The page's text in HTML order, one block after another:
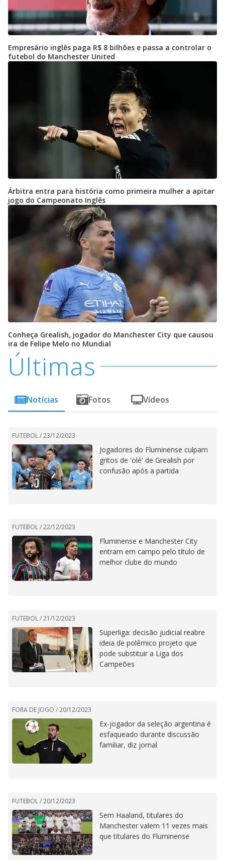
Empresário inglês paga R$ 8 bilhões e passa a controlar o
futebol do Manchester United
Árbitra entra para história como primeira mulher a apitar
jogo do Campeonato Inglês
Conheça Grealish, jogador do Manchester City que causou
ira de Felipe Melo no Mundial
Últimas
Notícias Fotos Vídeos
FUTEBOL /23/12/2023
Jogadores do Fluminense culpam
gritos de 'olé' de Grealish por
confusão após a partida
FUTEBOL /22/12/2023
Fluminense e Manchester City
entram em campo pelo título de
melhor clube do mundo
FUTEBOL /21/12/2023
Superliga: decisão judicial reabre
ideia de polêmico projeto que
pode substituir a Liga dos
Campeões
FORA DE JOGO /20/12/2023
Ex-jogador da seleção argentina é
esfaqueado durante discussão
familiar, diz jornal
FUTEBOL /20/12/2023
Sem Haaland, titulares do
Manchester valem 11 vezes mais
que titulares do Fluminense